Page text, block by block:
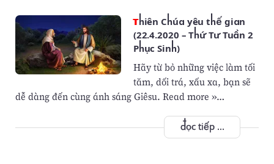
Thiên Chúa yêu thế gian
(22.4.2020 – Thứ Tư Tuần 2
Phục Sinh)
Hãy từ bỏ những việc làm tối
tăm, dối trá, xấu xa, bạn sẽ
dễ dàng đến cùng ánh sáng Giêsu. Read more »…
đọc tiếp ...